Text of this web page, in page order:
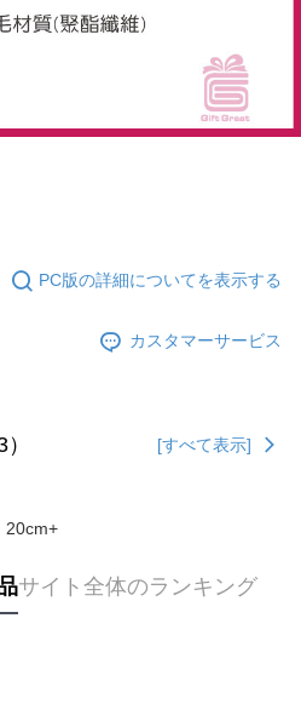
PC版の詳細についてを表示する
カスタマーサービス
[すべて表示]
20cm+
サイト全体のランキング